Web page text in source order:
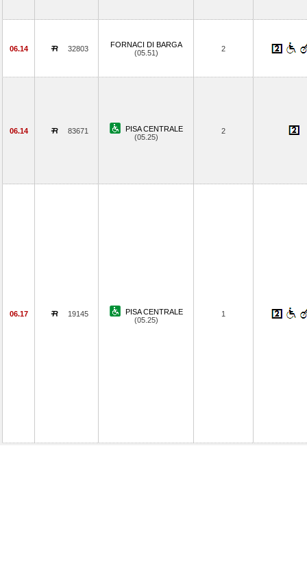
06.14 32803
FORNACI DI BARGA
(05.51)
2
06.14 83671
PISA CENTRALE
(05.25)
2
06.17 19145
PISA CENTRALE
(05.25)
1